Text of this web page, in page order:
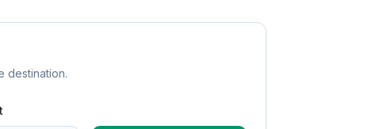
destination.